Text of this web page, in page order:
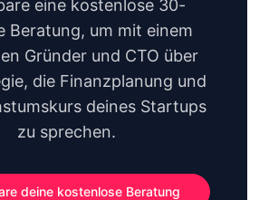
eine kostenlose 30-
Beratung, um mit einem
Gründer und CTO über
die Finanzplanung und
deines Startups
zu sprechen.
deine kostenlose Beratung